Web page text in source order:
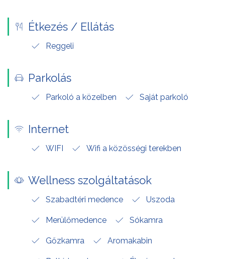
Étkezés / Ellátás
Reggeli
Parkolás
Parkoló a közelben Saját parkoló
Internet
WIFI Wifi a közösségi terekben
Wellness szolgáltatások
Szabadtéri medence Uszoda
Merülőmedence Sókamra
Gőzkamra Aromakabin